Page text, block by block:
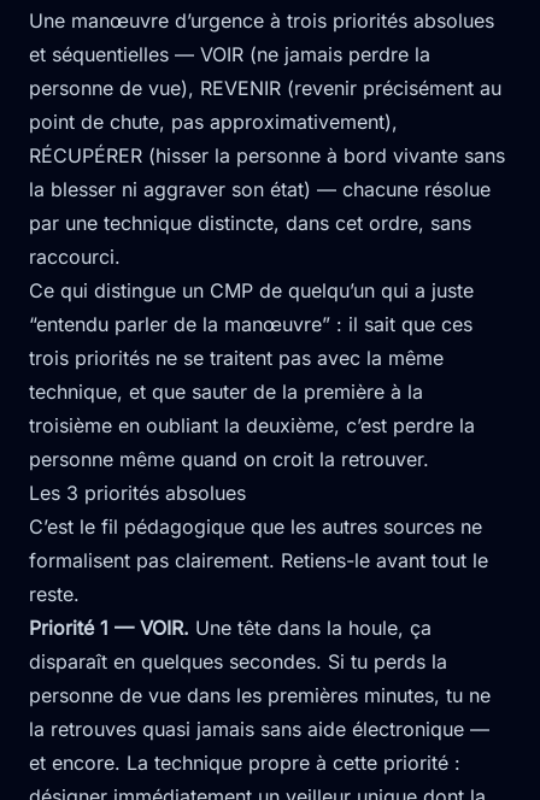
Une manœuvre d’urgence à trois priorités absolues
et séquentielles — VOIR (ne jamais perdre la
personne de vue), REVENIR (revenir précisément au
point de chute, pas approximativement),
RÉCUPÉRER (hisser la personne à bord vivante sans
la blesser ni aggraver son état) — chacune résolue
par une technique distincte, dans cet ordre, sans
raccourci.
Ce qui distingue un CMP de quelqu’un qui a juste
“entendu parler de la manœuvre” : il sait que ces
trois priorités ne se traitent pas avec la même
technique, et que sauter de la première à la
troisième en oubliant la deuxième, c’est perdre la
personne même quand on croit la retrouver.
Les 3 priorités absolues
C’est le fil pédagogique que les autres sources ne
formalisent pas clairement. Retiens-le avant tout le
reste.
Priorité 1 — VOIR. Une tête dans la houle, ça
disparaît en quelques secondes. Si tu perds la
personne de vue dans les premières minutes, tu ne
la retrouves quasi jamais sans aide électronique —
et encore. La technique propre à cette priorité :